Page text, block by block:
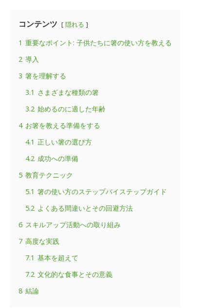
コンテンツ 隠れる
1 重要なポイント: 子供たちに箸の使い方を教える
2 導入
3 箸を理解する
3.1 さまざまな種類の箸
3.2 始めるのに適した年齢
4 お箸を教える準備をする
4.1 正しい箸の選び方
4.2 成功への準備
5 教育テクニック
5.1 箸の使い方のステップバイステップガイド
5.2 よくある間違いとその回避方法
6 スキルアップ活動への取り組み
7 高度な実践
7.1 基本を超えて
7.2 文化的な食事とその意義
8 結論